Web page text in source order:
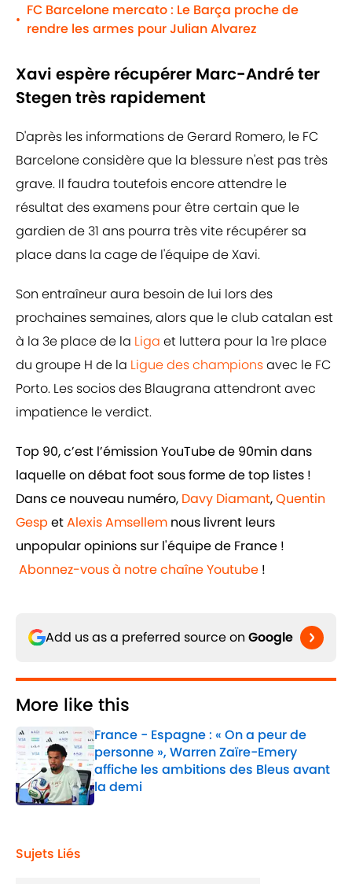
•
FC Barcelone mercato : Le Barça proche de
rendre les armes pour Julian Alvarez
Xavi espère récupérer Marc-André ter
Stegen très rapidement
D'après les informations de Gerard Romero, le FC
Barcelone considère que la blessure n'est pas très
grave. Il faudra toutefois encore attendre le
résultat des examens pour être certain que le
gardien de 31 ans pourra très vite récupérer sa
place dans la cage de l'équipe de Xavi.
Son entraîneur aura besoin de lui lors des
prochaines semaines, alors que le club catalan est
à la 3e place de la Liga et luttera pour la 1re place
du groupe H de la Ligue des championsavec le FC
Porto. Les socios des Blaugrana attendront avec
impatience le verdict.
Top 90, c’est l’émission YouTube de 90min dans
laquelle on débat foot sous forme de top listes !
Dans ce nouveau numéro, Davy Diamant,Quentin
Gesp etAlexis Amsellem nous livrent leurs
unpopular opinions sur l'équipe de France !
Abonnez-vous à notre chaîne Youtube !
Add us as a preferred source on Google
More like this
France - Espagne : « On a peur de
personne », Warren Zaïre-Emery
affiche les ambitions des Bleus avant
la demi
Published by on Invalid Date
Sujets Liés